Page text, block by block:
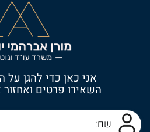
אני כאן כדי להגן על
השאירו פרטים